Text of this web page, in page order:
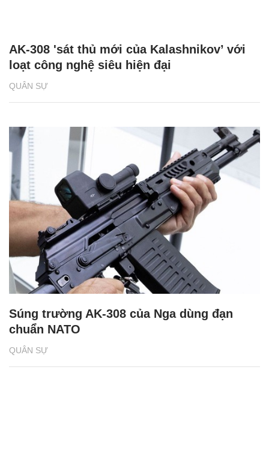
QUÂN SỰ
AK-308 'sát thủ mới của Kalashnikov’ với
loạt công nghệ siêu hiện đại
QUÂN SỰ
Súng trường AK-308 của Nga dùng đạn
chuẩn NATO